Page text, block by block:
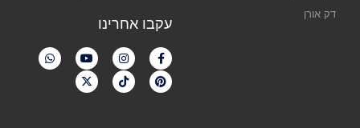
דק אורן
עקבו אחרינו